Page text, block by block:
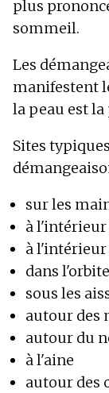
plus
sommeil.
Les
manifestent
la peau est
Sites
sur les
à l'intérieur
à l'intérieur
dans
sous les
autour des
autour du
à l'aine
autour des